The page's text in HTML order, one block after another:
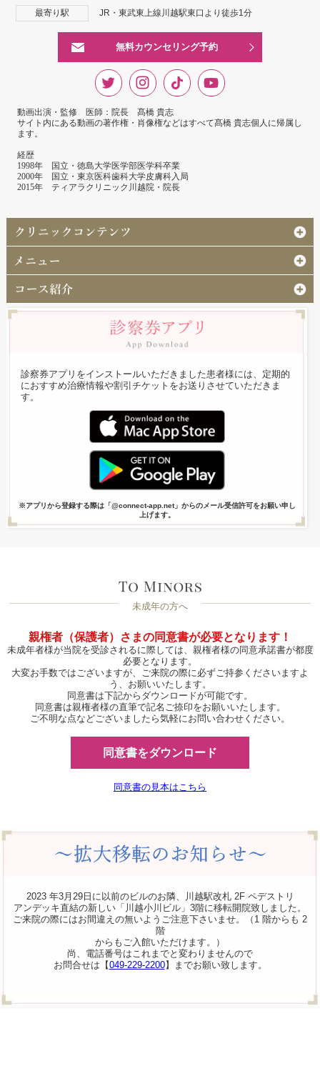
最寄り駅 JR・東武東上線川越駅東口より徒歩1分
無料カウンセリング予約
動画出演・監修 医師：院長 髙橋 貴志
サイト内にある動画の著作権・肖像権などはすべて髙橋 貴志個人に帰属し
ます。
経歴
1998年 国立・徳島大学医学部医学科卒業
2000年 国立・東京医科歯科大学皮膚科入局
2015年 ティアラクリニック川越院・院長
診察券アプリをインストールいただきました患者様には、定期的
におすすめ治療情報や割引チケットをお送りさせていただきま
す。
※アプリから登録する際は「@connect-app.net」からのメール受信許可をお願い申し
上げます。
未成年の方へ
親権者（保護者）さまの同意書が必要となります！
未成年者様が当院を受診されるに際しては、親権者様の同意承諾書が都度
必要となります。
大変お手数ではございますが、ご来院の際に必ずご持参くださいますよ
う、お願いいたします。
同意書は下記からダウンロードが可能です。
同意書は親権者様の直筆で記名ご捺印をお願いいたします。
ご不明な点などございましたら気軽にお問い合わせください。
同意書をダウンロード
同意書の見本はこちら
2023 年3月29日に以前のビルのお隣、川越駅改札 2F ペデストリ
アンデッキ直結の新しい「川越小川ビル」3階に移転開院致しました。
ご来院の際にはお間違えの無いようご注意下さいませ。（1 階からも 2
階
からもご入館いただけます。）
尚、電話番号はこれまでと変わりませんので
お問合せは【049-229-2200】までお願い致します。